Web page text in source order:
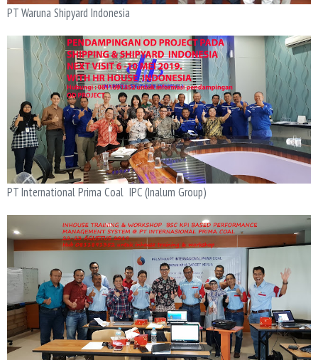
PT Waruna Shipyard Indonesia
PT International Prima Coal IPC (Inalum Group)